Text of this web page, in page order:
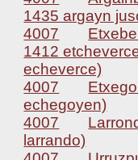
1435 argayn
4007
1412
echeverce)
4007
echegoyen)
4007
larrando)